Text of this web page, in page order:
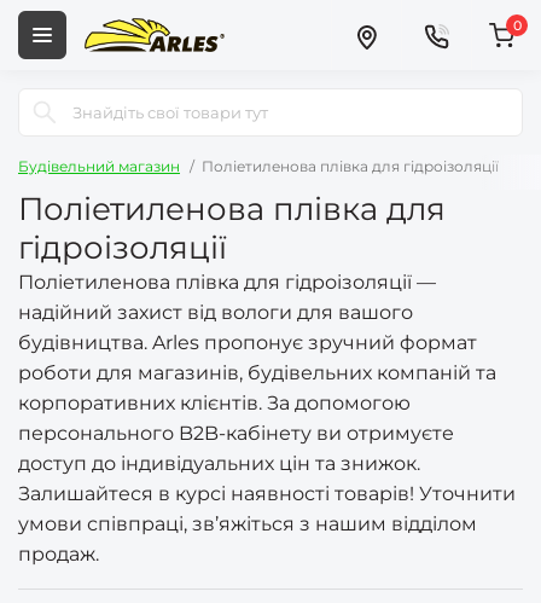
0
Будівельний магазин Поліетиленова плівка для гідроізоляції
Поліетиленова плівка для
гідроізоляції
Поліетиленова плівка для гідроізоляції —
надійний захист від вологи для вашого
будівництва. Arles пропонує зручний формат
роботи для магазинів, будівельних компаній та
корпоративних клієнтів. За допомогою
персонального B2B-кабінету ви отримуєте
доступ до індивідуальних цін та знижок.
Залишайтеся в курсі наявності товарів! Уточнити
умови співпраці, зв’яжіться з нашим відділом
продаж.